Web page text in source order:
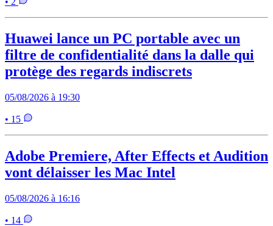
Huawei lance un PC portable avec un
filtre de confidentialité dans la dalle qui
protège des regards indiscrets
05/08/2026 à 19:30
• 15
Adobe Premiere, After Effects et Audition
vont délaisser les Mac Intel
05/08/2026 à 16:16
• 14